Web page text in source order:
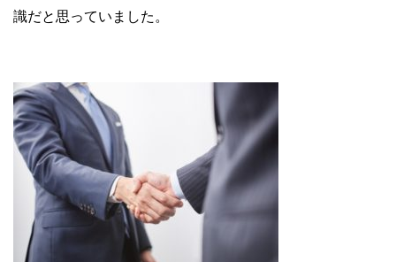
識だと思っていました。